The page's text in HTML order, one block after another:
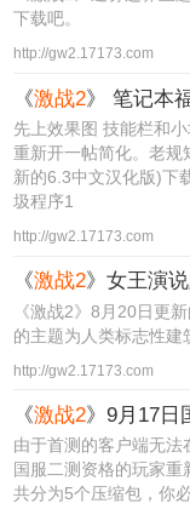
下载吧。
http://gw2.17173.com
《激战2》 笔记本
先上效果图 技能栏和
重新开一帖简化。老规
新的6.3中文汉化版)下
圾程序1
http://gw2.17173.com
《激战2》女王演
《激战2》8月20日更
的主题为人类标志性建
http://gw2.17173.com
《激战2》9月17日
由于首测的客户端无法
国服二测资格的玩家重
共分为5个压缩包，你